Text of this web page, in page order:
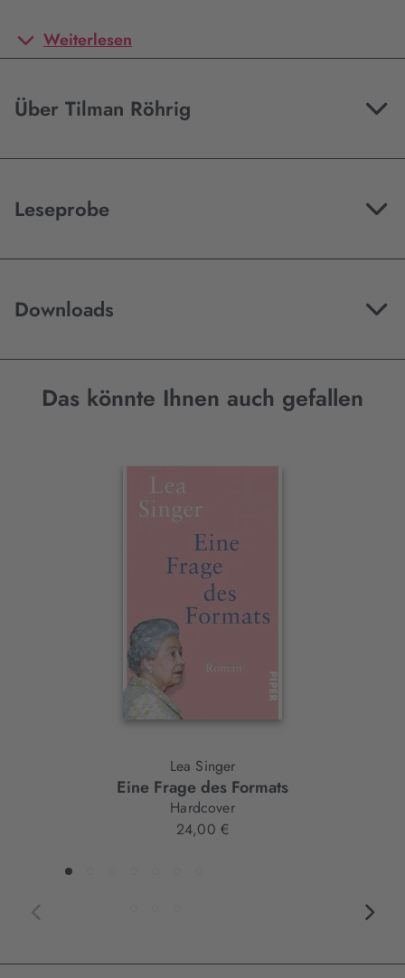
Weiterlesen
Über Tilman Röhrig
Leseprobe
Downloads
Das könnte Ihnen auch gefallen
Interaktives
Lea Singer
Eine Frage des Formats
Hardcover
24,00 €